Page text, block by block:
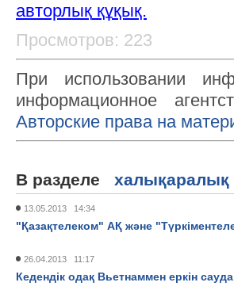
авторлық құқық.
Просмотров: 223
При использовании
информационное
Авторские права на
В разделе халықаралық
13.05.2013 14:34
"Қазақтелеком" АҚ және
26.04.2013 11:17
Кедендік одақ Вьетнаммен еркін